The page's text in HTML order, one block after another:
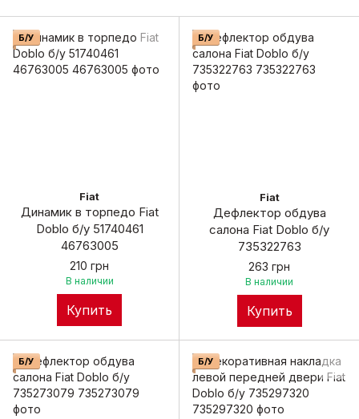
Б/У
Fiat
Динамик в торпедо Fiat
Doblo б/у 51740461
46763005
210 грн
В наличии
Купить
Б/У
Fiat
Дефлектор обдува
салона Fiat Doblo б/у
735322763
263 грн
В наличии
Купить
Б/У Б/У